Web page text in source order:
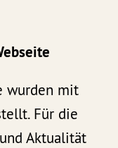
wurden mit
Für die
Aktualität